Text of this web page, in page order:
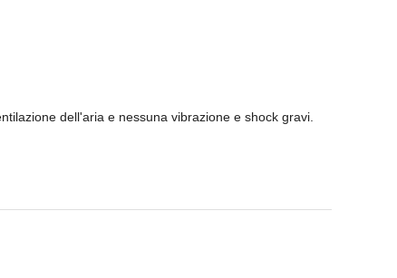
dell'aria e nessuna vibrazione e shock gravi.